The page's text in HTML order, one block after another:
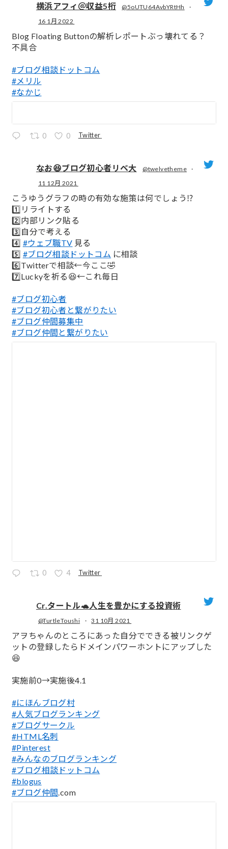
横浜アフィ＠収益5桁 @5oUTU64AvbYRtHh
·
16 1月 2022
Blog Floating Buttonの解析レポートぶっ壊れてる？
不具合
#ブログ相談ドットコム
#メリル
#なかじ
0 0 Twitter
なお😆ブログ初心者リベ大 @twelvetheme
·
11 12月 2021
こうゆうグラフの時の有効な施策は何でしょう⁉️
1️⃣リライトする
2️⃣内部リンク貼る
3️⃣自分で考える
4️⃣ #ウェブ職TV 見る
5️⃣ #ブログ相談ドットコム に相談
6️⃣Twitterで相談←今ここ🤣
7️⃣Luckyを祈る😆←これ毎日
#ブログ初心者
#ブログ初心者と繋がりたい
#ブログ仲間募集中
#ブログ仲間と繋がりたい
0 4 Twitter
Cr.タートル🐢人生を豊かにする投資術
@TurtleToushi · 31 10月 2021
アヲちゃんのところにあった自分でできる被リンクゲ
ットの登録したらドメインパワーホントにアップした
😆
実施前0→実施後4.1
#にほんブログ村
#人気ブログランキング
#ブログサークル
#HTML名刺
#Pinterest
#みんなのブログランキング
#ブログ相談ドットコム
#blogus
#ブログ仲間 .com